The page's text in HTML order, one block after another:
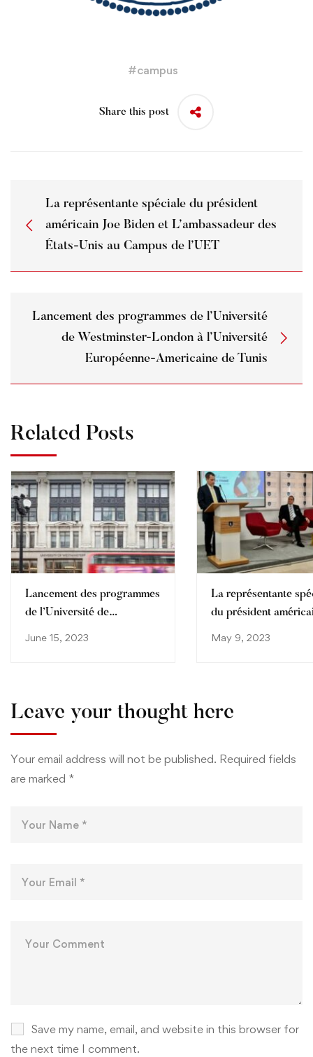
#campus
Share this post
La représentante spéciale du président
américain Joe Biden et L’ambassadeur des
États-Unis au Campus de l’UET
Lancement des programmes de l’Université
de Westminster-London à l’Université
Européenne-Americaine de Tunis
Related Posts
Lancement des programmes
de l’Université de
June 15, 2023
La représentante
du président
May 9, 2023
Leave your thought here
Your email address will not be published. Required fields
are marked *
Save my name, email, and website in this browser for
the next time I comment.